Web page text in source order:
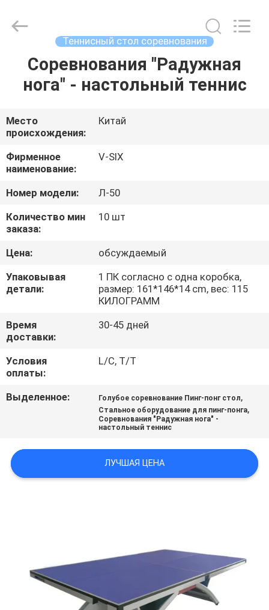
ДОМОЙ
О
НАС
ЭКСКУРСИЯ
ПО
КОНТРОЛЬ
КАЧЕСТВА
СВЯЖИТЕСЬ
С
НАМИ
ЗАПРОСИТЕ
КАРТА
Sports
Ltd..
Теннисный стол соревнования
Соревнования "Радужная
нога" - настольный теннис
Место
происхождения:
Китай
Фирменное
наименование:
V-SIX
Номер модели:
Л-50
Количество мин
заказа:
10 шт
Цена:
обсуждаемый
Упаковывая
детали:
1 ПК согласно с одна коробка,
размер: 161*146*14 cm, вес: 115
КИЛОГРАММ
Время
доставки:
30-45 дней
Условия
оплаты:
L/C, T/T
Выделенное: Голубое соревнование Пинг-понг стол,
Стальное оборудование для пинг-понга,
Соревнования "Радужная нога" -
настольный теннис
ЛУЧШАЯ ЦЕНА